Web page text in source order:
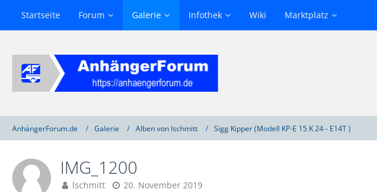
Startseite Forum Galerie Infothek Wiki Marktplatz
AnhängerForum.de Galerie Alben von lschmitt Sigg Kipper (Modell KP-E 15 K 24 - E14T )
IMG_1200
lschmitt 20. November 2019